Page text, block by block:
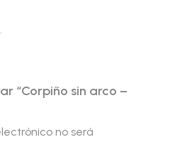
“Corpiño sin arco –
no será